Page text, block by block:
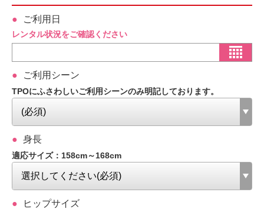
ご利用日
レンタル状況をご確認ください
ご利用シーン
TPOにふさわしいご利用シーンのみ明記しております。
身長
適応サイズ：158cm～168cm
ヒップサイズ